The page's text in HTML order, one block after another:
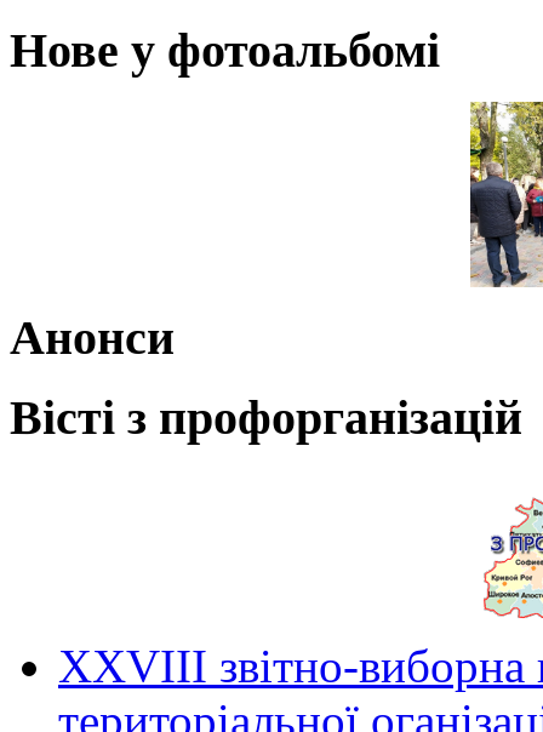
Нове у фотоальбомі
Анонси
Вісті з профорганізацій
ХХVIII звітно-виборна
територіальної